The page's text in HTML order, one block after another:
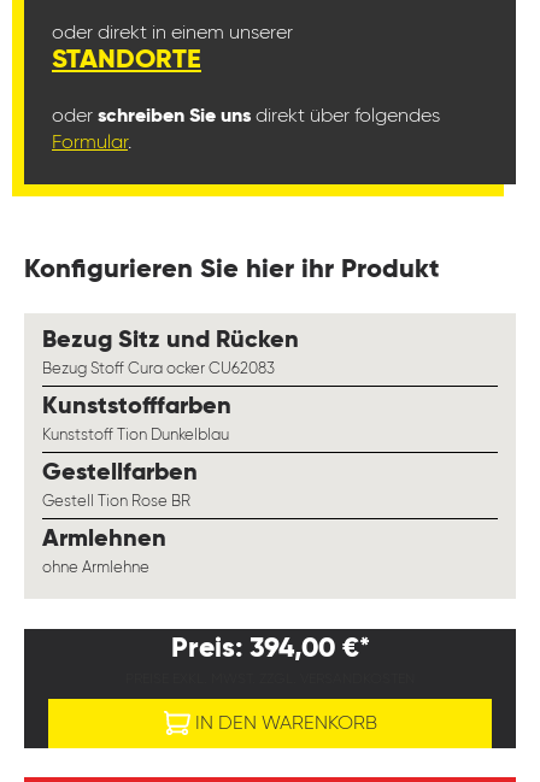
oder direkt in einem unserer
STANDORTE
oder schreiben Sie uns direkt über folgendes
Formular.
Konfigurieren Sie hier ihr Produkt
Bezug Sitz und Rücken
Bezug Stoff Cura ocker CU62083
Kunststofffarben
Kunststoff Tion Dunkelblau
Gestellfarben
Gestell Tion Rose BR
Armlehnen
ohne Armlehne
Preis: 394,00 €*
IN DEN WARENKORB